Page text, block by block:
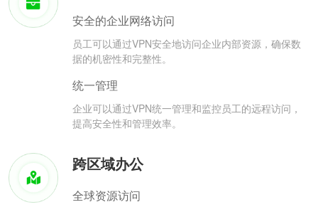
安全的企业网络访问
员工可以通过VPN安全地访问企业内部资源，确保数
据的机密性和完整性。
统一管理
企业可以通过VPN统一管理和监控员工的远程访问，
提高安全性和管理效率。
跨区域办公
全球资源访问